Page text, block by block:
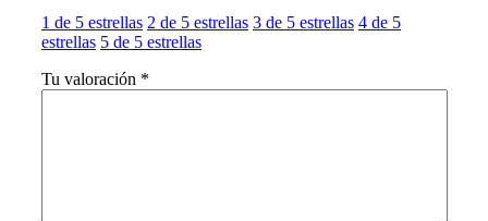
1 de 5 estrellas 2 de 5 estrellas 3 de 5 estrellas 4 de 5
estrellas 5 de 5 estrellas
Tu valoración *